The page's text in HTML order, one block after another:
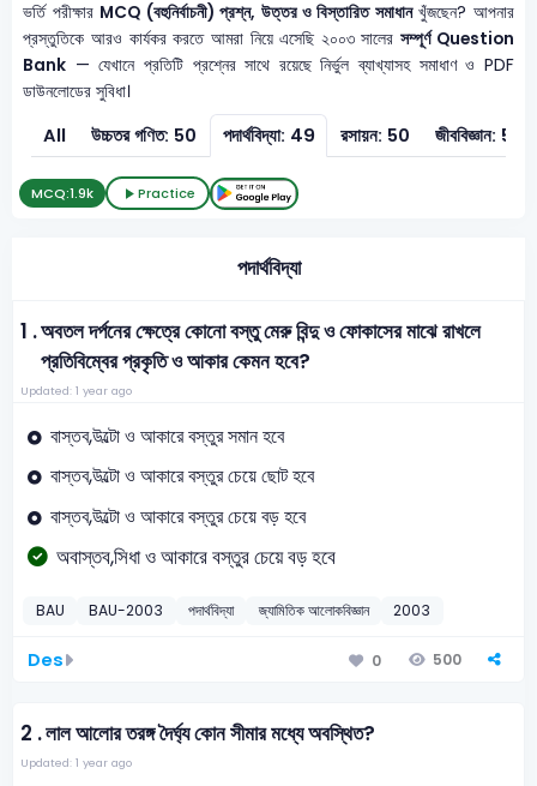
ভর্তি পরীক্ষার MCQ (বহুনির্বাচনী) প্রশ্ন, উত্তর ও বিস্তারিত সমাধানখুঁজছেন? আপনার
প্রস্তুতিকে আরও কার্যকর করতে আমরা নিয়ে এসেছি ২০০৩ সালেরসম্পূর্ণ Question
Bank — যেখানে প্রতিটি প্রশ্নের সাথে রয়েছে নির্ভুল ব্যাখ্যাসহ সমাধাণ ও PDF
ডাউনলোডের সুবিধা।
All উচ্চতর গণিত: 50 পদার্থবিদ্যা: 49 রসায়ন: 50 জীববিজ্ঞান: 51
MCQ:1.9k Practice
পদার্থবিদ্যা
1 .অবতল দর্পনের ক্ষেত্রে কোনো বস্তু মেরু বিন্দু ও ফোকাসের মাঝে রাখলে
প্রতিবিম্বের প্রকৃতি ও আকার কেমন হবে?
Updated: 1 year ago
বাস্তব,উল্টো ও আকারে বস্তুর সমান হবে
বাস্তব,উল্টো ও আকারে বস্তুর চেয়ে ছোট হবে
বাস্তব,উল্টো ও আকারে বস্তুর চেয়ে বড় হবে
অবাস্তব,সিধা ও আকারে বস্তুর চেয়ে বড় হবে
BAU BAU-2003 পদার্থবিদ্যা জ্যামিতিক আলোকবিজ্ঞান 2003
Des 0 500
2 .লাল আলোর তরঙ্গ দৈর্ঘ্য কোন সীমার মধ্যে অবস্থিত?
Updated: 1 year ago